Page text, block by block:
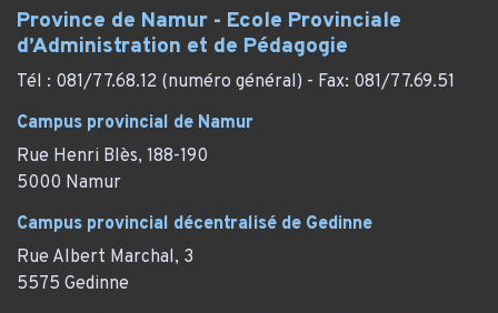
Province de Namur - Ecole Provinciale
d’Administration et de Pédagogie
Tél : 081/77.68.12 (numéro général) - Fax: 081/77.69.51
Campus provincial de Namur
Rue Henri Blès, 188-190
5000 Namur
Campus provincial décentralisé de Gedinne
Rue Albert Marchal, 3
5575 Gedinne